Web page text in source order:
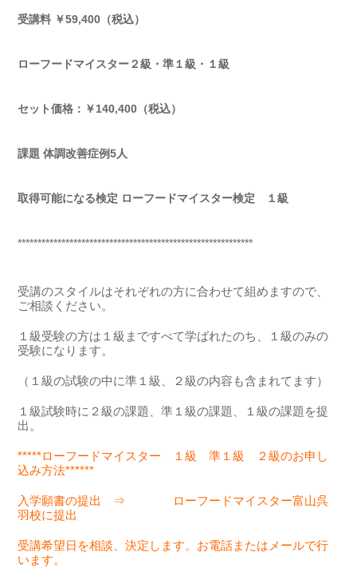
受講料 ￥59,400（税込）
ローフードマイスター２級・準１級・１級
セット価格：￥140,400（税込）
課題 体調改善症例5人
取得可能になる検定 ローフードマイスター検定 １級
***********************************************************
受講のスタイルはそれぞれの方に合わせて組めますので、
ご相談ください。
１級受験の方は１級まですべて学ばれたのち、１級のみの
受験になります。
（１級の試験の中に準１級、２級の内容も含まれてます）
１級試験時に２級の課題、準１級の課題、１級の課題を提
出。
*****ローフードマイスター １級 準１級 ２級のお申し
込み方法******
入学願書の提出 ⇒ ローフードマイスター富山呉
羽校に提出
受講希望日を相談、決定します。お電話またはメールで行
います。